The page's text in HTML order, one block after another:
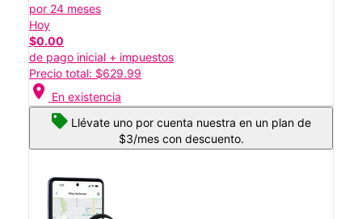
por 24 meses
Hoy
$0.00
de pago inicial + impuestos
Precio total: $629.99
location_on En existencia
Llévate uno por cuenta nuestra en un plan de
$3/mes con descuento.